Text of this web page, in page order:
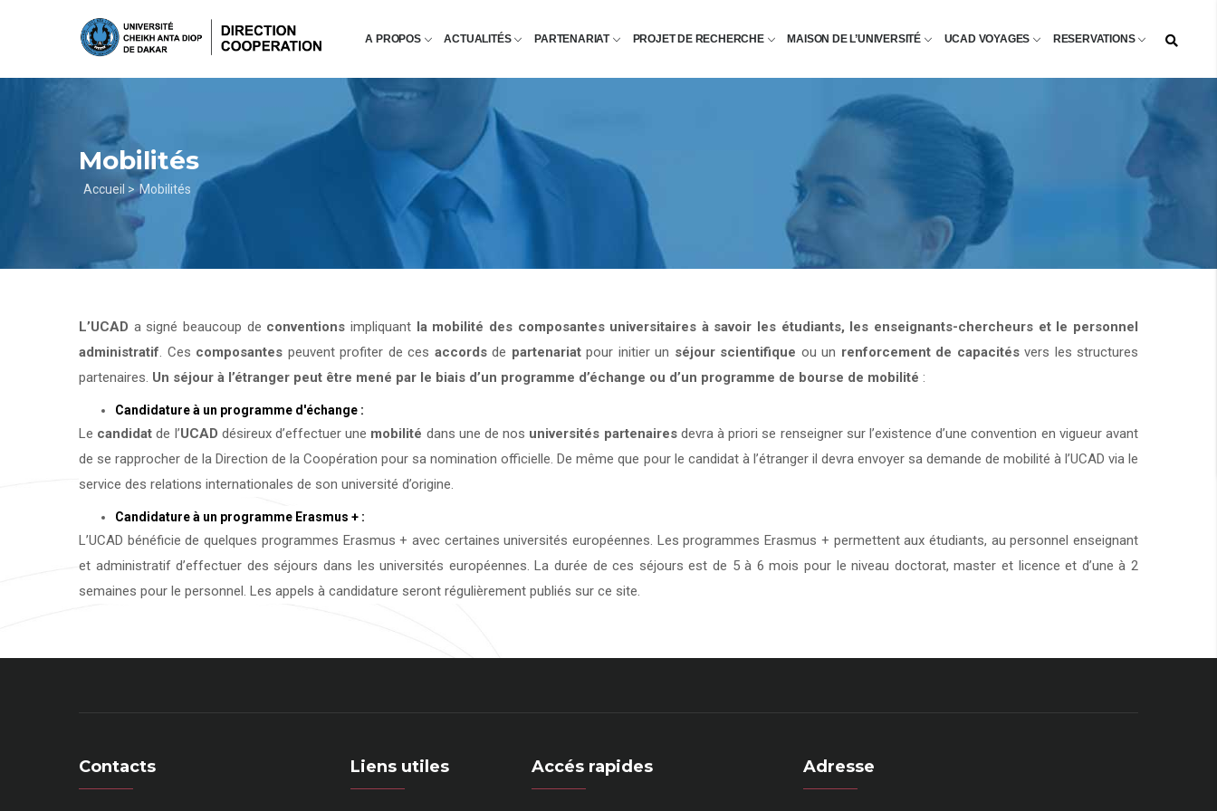
principal
A PROPOS ACTUALITÉS PARTENARIAT PROJET DE RECHERCHE MAISON DE L’UNIVERSITÉ UCAD VOYAGES RESERVATIONS
Mobilités
Fil
d'Ariane
Accueil > Mobilités
L’UCAD a signé beaucoup de conventions impliquant la mobilité des composantes universitaires à savoir les étudiants, les enseignants-chercheurs et le personnel
administratif. Ces composantes peuvent profiter de ces accordsde partenariatpour initier un séjour scientifique ou un renforcement de capacitésvers les structures
partenaires. Un séjour à l’étranger peut être mené par le biais d’un programme d’échange ou d’un programme de bourse de mobilité :
Candidature à un programme d'échange :
Le candidat de l’UCAD désireux d’effectuer une mobilité dans une de nos universités partenairesdevra à priori se renseigner sur l’existence d’une convention en vigueur avant
de se rapprocher de la Direction de la Coopération pour sa nomination officielle. De même que pour le candidat à l’étranger il devra envoyer sa demande de mobilité à l’UCAD via le
service des relations internationales de son université d’origine.
Candidature à un programme Erasmus + :
L’UCAD bénéficie de quelques programmes Erasmus + avec certaines universités européennes. Les programmes Erasmus + permettent aux étudiants, au personnel enseignant
et administratif d’effectuer des séjours dans les universités européennes. La durée de ces séjours est de 5 à 6 mois pour le niveau doctorat, master et licence et d’une à 2
semaines pour le personnel. Les appels à candidature seront régulièrement publiés sur ce site.
Contacts Liens utiles Accés rapides Adresse